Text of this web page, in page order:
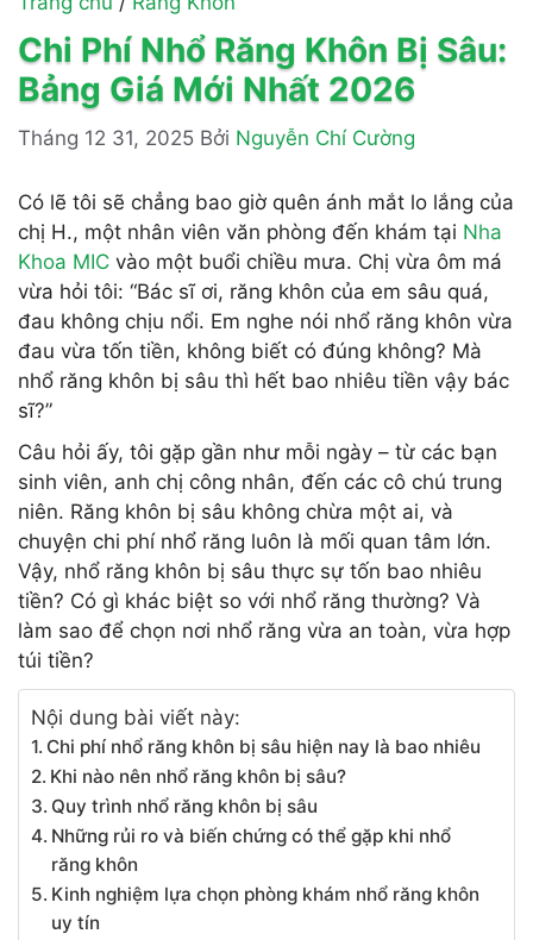
Chi Phí Nhổ Răng Khôn Bị Sâu:
Bảng Giá Mới Nhất 2026
Tháng 12 31, 2025 Bởi Nguyễn Chí Cường
Có lẽ tôi sẽ chẳng bao giờ quên ánh mắt lo lắng của
chị H., một nhân viên văn phòng đến khám tại Nha
Khoa MIC vào một buổi chiều mưa. Chị vừa ôm má
vừa hỏi tôi: “Bác sĩ ơi, răng khôn của em sâu quá,
đau không chịu nổi. Em nghe nói nhổ răng khôn vừa
đau vừa tốn tiền, không biết có đúng không? Mà
nhổ răng khôn bị sâu thì hết bao nhiêu tiền vậy bác
sĩ?”
Câu hỏi ấy, tôi gặp gần như mỗi ngày – từ các bạn
sinh viên, anh chị công nhân, đến các cô chú trung
niên. Răng khôn bị sâu không chừa một ai, và
chuyện chi phí nhổ răng luôn là mối quan tâm lớn.
Vậy, nhổ răng khôn bị sâu thực sự tốn bao nhiêu
tiền? Có gì khác biệt so với nhổ răng thường? Và
làm sao để chọn nơi nhổ răng vừa an toàn, vừa hợp
túi tiền?
Nội dung bài viết này:
Chi phí nhổ răng khôn bị sâu hiện nay là bao nhiêu
Khi nào nên nhổ răng khôn bị sâu?
Quy trình nhổ răng khôn bị sâu
Những rủi ro và biến chứng có thể gặp khi nhổ
răng khôn
Kinh nghiệm lựa chọn phòng khám nhổ răng khôn
uy tín